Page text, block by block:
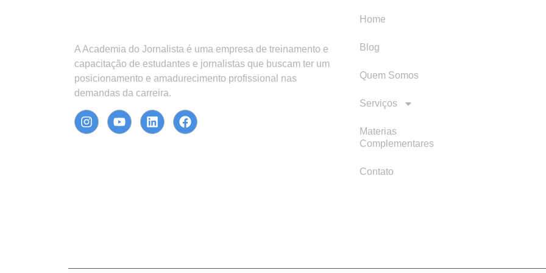
A Academia do Jornalista é uma empresa de treinamento e
capacitação de estudantes e jornalistas que buscam ter um
posicionamento e amadurecimento profissional nas
demandas da carreira.
Home
Blog
Quem Somos
Serviços
Materias
Complementares
Contato